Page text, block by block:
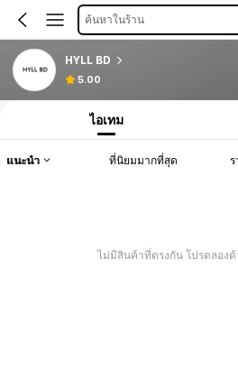
ค้นหาในร้าน
HYLL BD
5.00
ไอเทม
แนะนำ ที่นิยมมากที่สุด ร
ไม่มีสินค้าที่ตรงกัน โปรดลองด้